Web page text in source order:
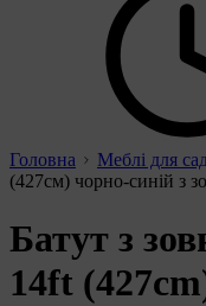
Головна
Меблі для
(427см) чорно-синій з
Батут з
14ft